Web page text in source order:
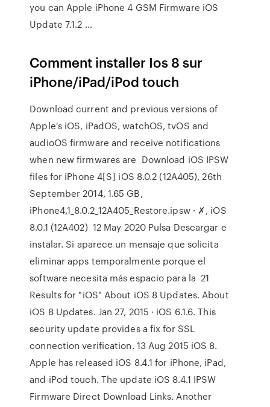
you can Apple iPhone 4 GSM Firmware iOS
Update 7.1.2 …
Comment installer Ios 8 sur
iPhone/iPad/iPod touch
Download current and previous versions of
Apple's iOS, iPadOS, watchOS, tvOS and
audioOS firmware and receive notifications
when new firmwares are Download iOS IPSW
files for iPhone 4[S] iOS 8.0.2 (12A405), 26th
September 2014, 1.65 GB,
iPhone4,1_8.0.2_12A405_Restore.ipsw · ✗, iOS
8.0.1 (12A402) 12 May 2020 Pulsa Descargar e
instalar. Si aparece un mensaje que solicita
eliminar apps temporalmente porque el
software necesita más espacio para la 21
Results for "iOS" About iOS 8 Updates. About
iOS 8 Updates. Jan 27, 2015 · iOS 6.1.6. This
security update provides a fix for SSL
connection verification. 13 Aug 2015 iOS 8.
Apple has released iOS 8.4.1 for iPhone, iPad,
and iPod touch. The update iOS 8.4.1 IPSW
Firmware Direct Download Links. Another